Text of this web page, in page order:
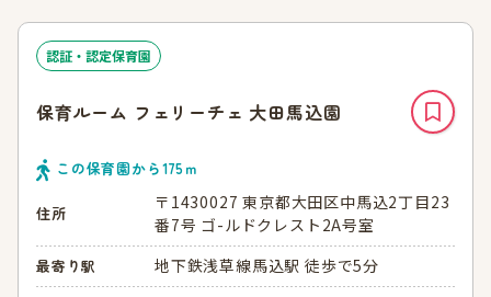
認証・認定保育園
保育ルーム フェリーチェ 大田馬込園
この保育園から175ｍ
住所
〒1430027 東京都大田区中馬込2丁目23
番7号 ゴ-ルドクレスト2A号室
最寄り駅 地下鉄浅草線馬込駅 徒歩で5分